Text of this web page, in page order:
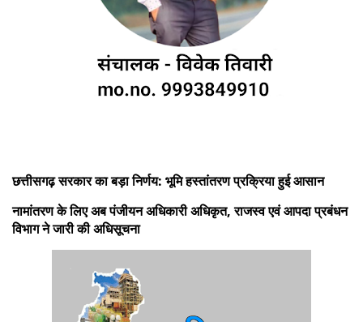
छत्तीसगढ़ सरकार का बड़ा निर्णय: भूमि हस्तांतरण प्रक्रिया हुई आसान
नामांतरण के लिए अब पंजीयन अधिकारी अधिकृत, राजस्व एवं आपदा प्रबंधन
विभाग ने जारी की अधिसूचना